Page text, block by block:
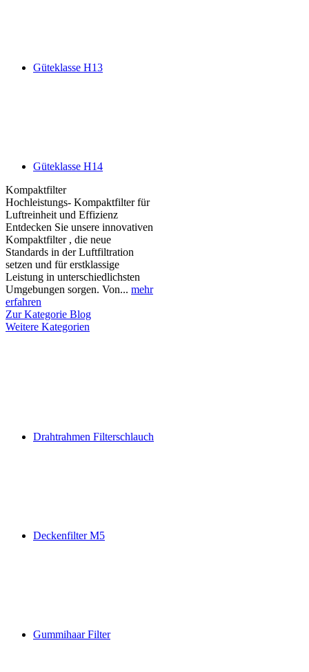
Güteklasse H13
Güteklasse H14
Kompaktfilter
Hochleistungs- Kompaktfilter für
Luftreinheit und Effizienz
Entdecken Sie unsere innovativen
Kompaktfilter , die neue
Standards in der Luftfiltration
setzen und für erstklassige
Leistung in unterschiedlichsten
Umgebungen sorgen. Von... mehr
erfahren
Zur Kategorie Blog
Weitere Kategorien
Drahtrahmen Filterschlauch
Deckenfilter M5
Gummihaar Filter